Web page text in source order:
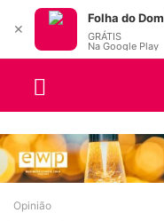
Opinião
✕
Folha do
GRÁTIS
Na Google Play